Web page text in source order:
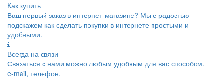
Как купить
Ваш первый заказ в интернет-магазине? Мы с радостью
подскажем как сделать покупки в интернете простыми и
удобными.
Всегда на связи
Связаться с нами можно любым удобным для вас способом:
e-mail, телефон.